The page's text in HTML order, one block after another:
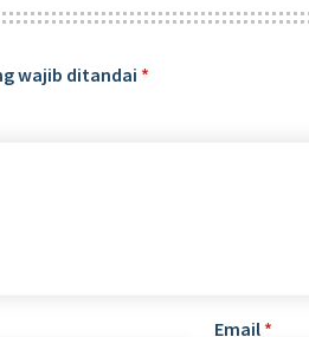
wajib ditandai *
Email *